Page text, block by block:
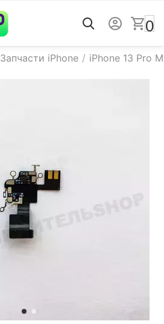
0
Запчасти iPhone / iPhone 13 Pro